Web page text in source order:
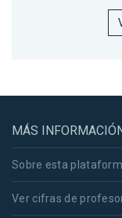
MÁS
Sobre esta
Ver cifras de